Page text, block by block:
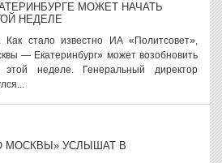
МОЖЕТ НАЧАТЬ
НЕДЕЛЕ
Как стало известно ИА «Политсовет»,
— Екатеринбург» может возобновить
неделе. Генеральный директор
МОСКВЫ» УСЛЫШАТ В